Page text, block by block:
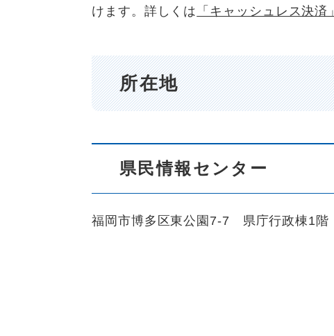
けます。詳しくは 「キャッシュレス決
所在地
県民情報センター
福岡市博多区東公園7-7 県庁行政棟1階